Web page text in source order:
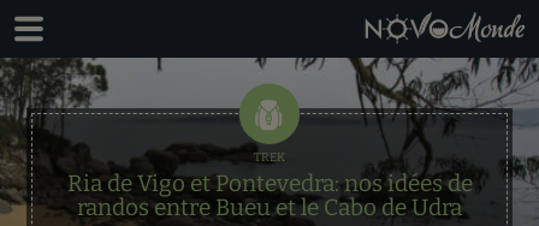
Passer
la
navigation
principale
Passer
au
contenu
principal
Ria de Vigo et Pontevedra: nos idées de
randos entre Bueu et le Cabo de Udra